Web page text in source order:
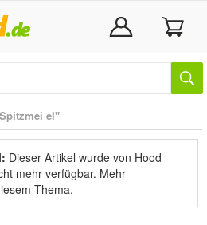
el"
Dieser Artikel wurde von Hood
mehr verfügbar. Mehr
Thema.